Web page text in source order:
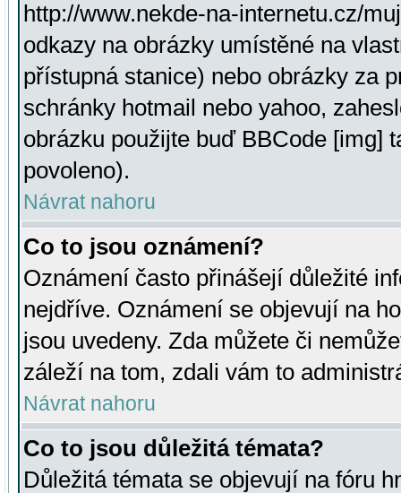
http://www.nekde-na-internetu.cz/
odkazy na obrázky umístěné na
přístupná stanice) nebo obrázky za
schránky hotmail nebo yahoo,
obrázku použijte buď BBCode [img]
povoleno).
Návrat nahoru
Co to jsou oznámení?
Oznámení často přinášejí důležité
nejdříve. Oznámení se objevují na
jsou uvedeny. Zda můžete či
záleží na tom, zdali vám to
Návrat nahoru
Co to jsou důležitá témata?
Důležitá témata se objevují na fóru